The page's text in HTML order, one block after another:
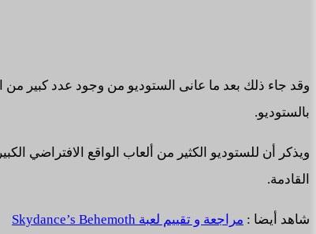
بالستوديو.
القادمة.
شاهد أيضا : مراجعة و تقييم لعبة Skydance’s Behemoth